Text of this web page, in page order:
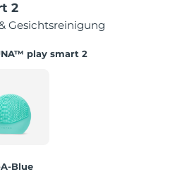
2
Gesichtsreinigung
play smart 2
Blue